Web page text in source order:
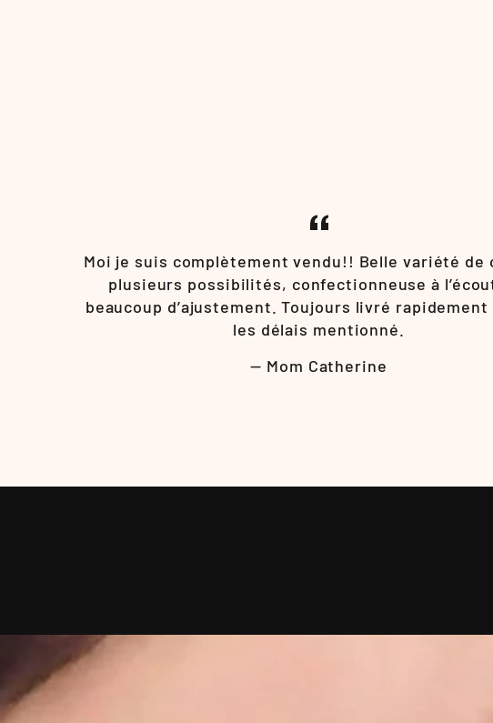
Moi je suis complètement vendu!! Belle variété de
plusieurs possibilités, confectionneuse à
beaucoup d’ajustement. Toujours livré rapidement
les délais mentionné.
Mom Catherine